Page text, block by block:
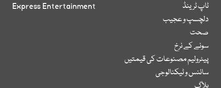
ٹاپ ٹرینڈ
دلچسپ و عجیب
صحت
سونے کے نرخ
پیٹرولیم مصنوعات کی قیمتیں
سائنس و ٹیکنالوجی
Express Entertainment